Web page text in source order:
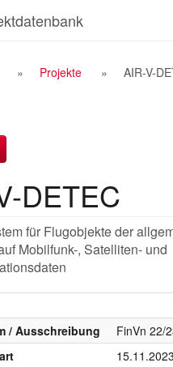
Projekte AIR-V-
DETEC
für Flugobjekte der
Mobilfunk-, Satelliten- und
/ Ausschreibung
FinVn 22/
15.11.2023